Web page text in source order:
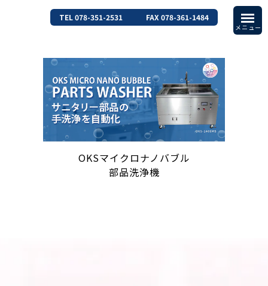
TEL 078-351-2531 FAX 078-361-1484
OKSマイクロナノバブル
部品洗浄機